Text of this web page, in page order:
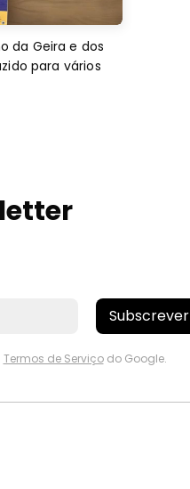
da Geira e dos
para vários
Subscrever
Termos de Serviçodo Google.